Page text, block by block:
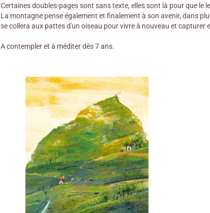
Certaines doubles-pages sont sans texte, elles sont là pour que le
La montagne pense également et finalement à son avenir, dans
se collera aux pattes d'un oiseau pour vivre à nouveau et capturer
A contempler et à méditer dès 7 ans.